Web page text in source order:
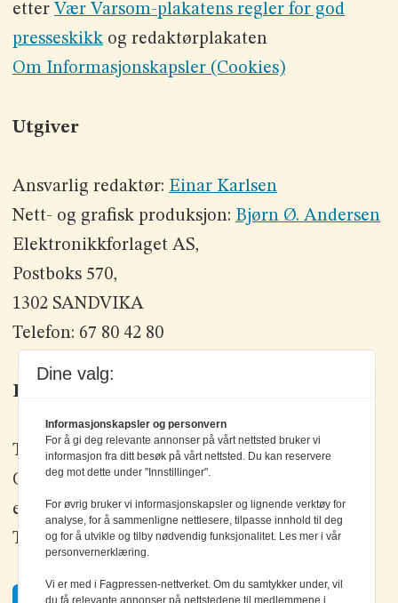
etter Vær Varsom-plakatens regler for god
presseskikkog redaktørplakaten
Om Informasjonskapsler (Cookies)
Utgiver
Ansvarlig redaktør: Einar Karlsen
Nett- og grafisk produksjon: Bjørn Ø. Andersen
Elektronikkforlaget AS,
Postboks 570,
1302 SANDVIKA
Telefon: 67 80 42 80
Kontakt oss
Tlf: +47 67 80 42 80
Olav Brunborgs vei 6, 1396 Billingstad
epost: elektronikk@elektronikkforlaget.no
Tips oss:tips@elektronikkforlaget.no
Facebook
Dine valg:
Informasjonskapsler og personvern
For å gi deg relevante annonser på vårt nettsted bruker vi
informasjon fra ditt besøk på vårt nettsted. Du kan reservere
deg mot dette under "Innstillinger".
For øvrig bruker vi informasjonskapsler og lignende verktøy for
analyse, for å sammenligne nettlesere, tilpasse innhold til deg
og for å utvikle og tilby nødvendig funksjonalitet. Les mer i vår
personvernerklæring.
Vi er med i Fagpressen-nettverket. Om du samtykker under, vil
du få relevante annonser på nettstedene til medlemmene i